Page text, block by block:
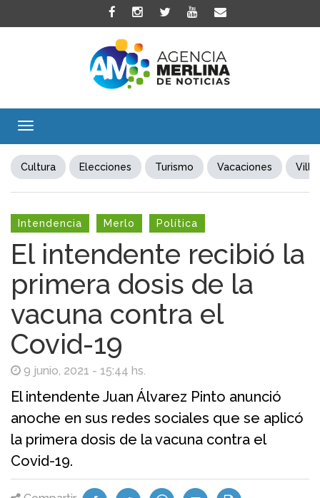
Toggle
Cultura Elecciones Turismo Vacaciones Villa
Intendencia Merlo Política
El intendente recibió la
primera dosis de la
vacuna contra el
Covid-19
9 junio, 2021 - 15:44 hs.
El intendente Juan Álvarez Pinto anunció
anoche en sus redes sociales que se aplicó
la primera dosis de la vacuna contra el
Covid-19.